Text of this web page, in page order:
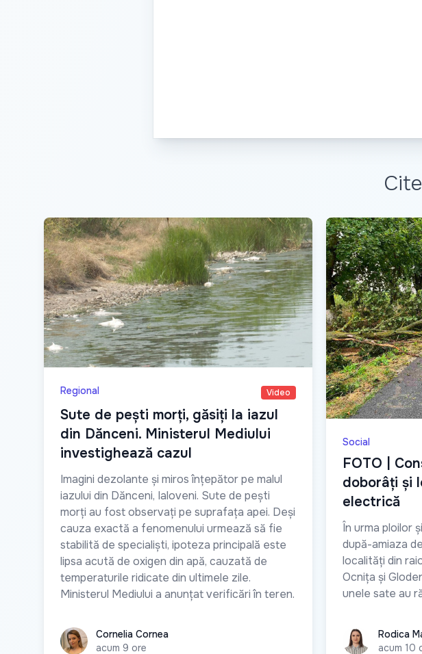
Regional Video
Sute de pești morți, găsiți la iazul
din Dănceni. Ministerul Mediului
investighează cazul
Imagini dezolante și miros înțepător pe malul
iazului din Dănceni, Ialoveni. Sute de pești
morți au fost observați pe suprafața apei. Deși
cauza exactă a fenomenului urmează să fie
stabilită de specialiști, ipoteza principală este
lipsa acută de oxigen din apă, cauzată de
temperaturile ridicate din ultimele zile.
Ministerul Mediului a anunțat verificări în teren.
Cornelia Cornea
Cornelia Cornea
acum 9 ore
Social
FOTO |
doborâți și
electrică
În urma ploilor
după-amiaza
localități din
Ocnița și
unele sate au
Rodica Mazur
Rodica
acum 10